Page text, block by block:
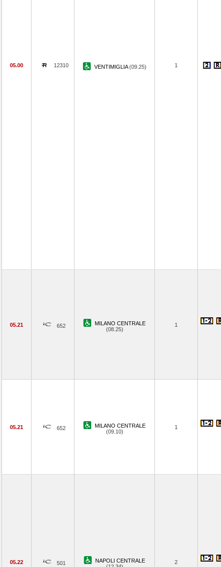
05.00 12310 VENTIMIGLIA(09.25) 1
05.21 652
MILANO CENTRALE
(08.25)
1
05.21 652
MILANO CENTRALE
(09.10)
1
05.22 501
NAPOLI CENTRALE
2